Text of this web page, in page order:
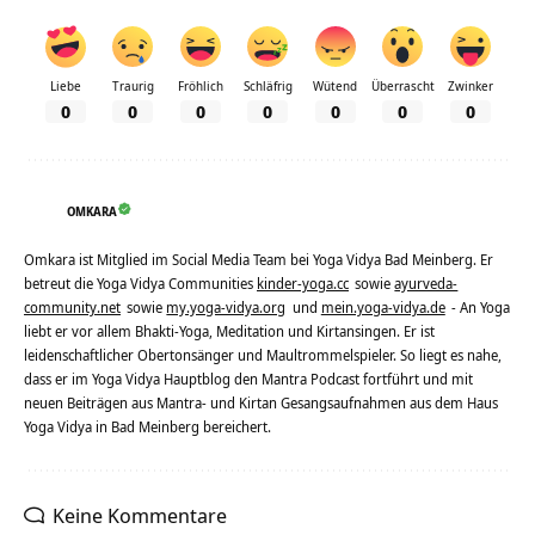
Liebe
0
Traurig
0
Fröhlich
0
Schläfrig
0
Wütend
0
Überrascht
0
Zwinker
0
OMKARA
Omkara ist Mitglied im Social Media Team bei Yoga Vidya Bad Meinberg. Er
betreut die Yoga Vidya Communities kinder-yoga.cc sowieayurveda-
community.net sowie my.yoga-vidya.org und mein.yoga-vidya.de - An Yoga
liebt er vor allem Bhakti-Yoga, Meditation und Kirtansingen. Er ist
leidenschaftlicher Obertonsänger und Maultrommelspieler. So liegt es nahe,
dass er im Yoga Vidya Hauptblog den Mantra Podcast fortführt und mit
neuen Beiträgen aus Mantra- und Kirtan Gesangsaufnahmen aus dem Haus
Yoga Vidya in Bad Meinberg bereichert.
Keine Kommentare